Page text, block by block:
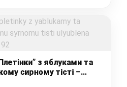
з яблуками та
сирному тісті –
чаю